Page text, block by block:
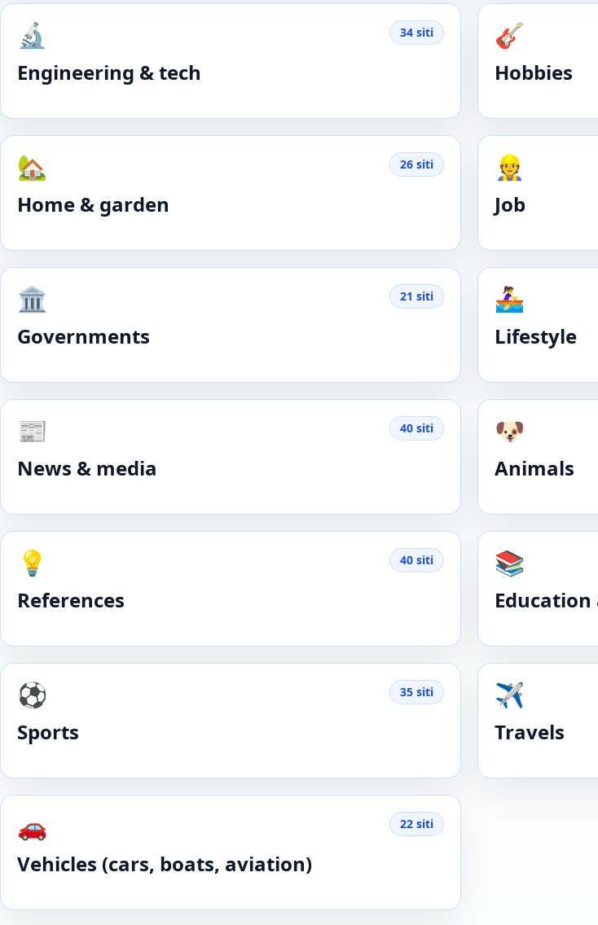
🔬
Engineering & tech
34 siti 🎸
Hobbies
🏡
Home & garden
26 siti 👷
Job
🏛️
Governments
21 siti 🚣‍♀️
Lifestyle
📰
News & media
40 siti 🐶
Animals
💡
References
40 siti 📚
Education
⚽️
Sports
35 siti ✈️
Travels
🚗
Vehicles (cars, boats, aviation)
22 siti